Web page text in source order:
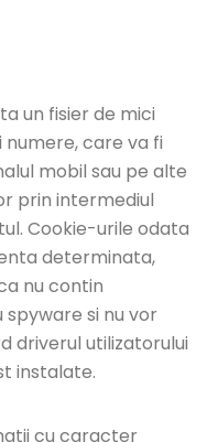
un fisier de mici
care va fi
mobil sau pe alte
prin intermediul
Cookie-urile odata
determinata,
nu contin
si nu vor
driverul utilizatorului
instalate.
cu caracter